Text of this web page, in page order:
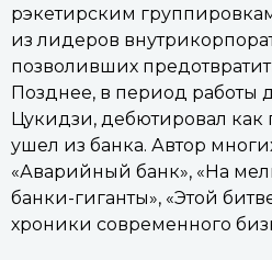
рэкетирским
из лидеров
позволивших
Позднее, в период работы
Цукидзи, дебютировал как
ушел из банка. Автор
«Аварийный банк», «На
банки-гиганты», «Этой
хроники современного